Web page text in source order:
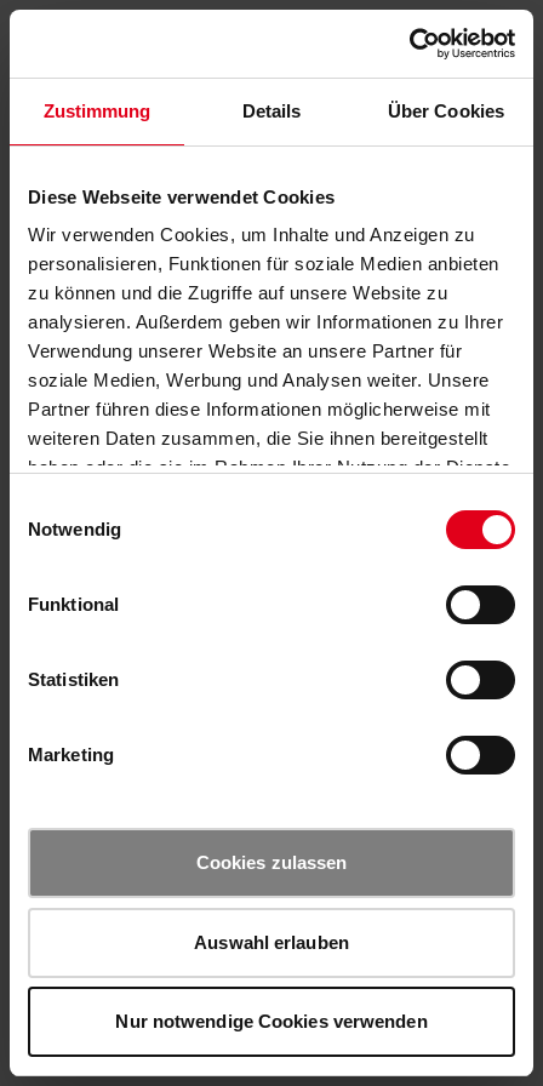
Zustimmung Details Über Cookies
Diese Webseite verwendet Cookies
Wir verwenden Cookies, um Inhalte und Anzeigen zu
personalisieren, Funktionen für soziale Medien anbieten
zu können und die Zugriffe auf unsere Website zu
analysieren. Außerdem geben wir Informationen zu Ihrer
Verwendung unserer Website an unsere Partner für
soziale Medien, Werbung und Analysen weiter. Unsere
Partner führen diese Informationen möglicherweise mit
weiteren Daten zusammen, die Sie ihnen bereitgestellt
haben oder die sie im Rahmen Ihrer Nutzung der Dienste
Notwendig
Funktional
Statistiken
Marketing
Cookies zulassen
Auswahl erlauben
Nur notwendige Cookies verwenden